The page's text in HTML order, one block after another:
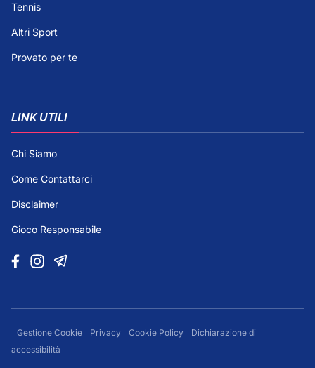
Tennis
Altri Sport
Provato per te
LINK UTILI
Chi Siamo
Come Contattarci
Disclaimer
Gioco Responsabile
Gestione Cookie Privacy Cookie Policy
Dichiarazione di
accessibilità